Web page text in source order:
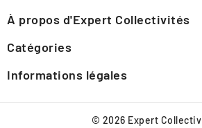
À propos d'Expert Collectivités
Catégories
Informations légales
© 2026 Expert